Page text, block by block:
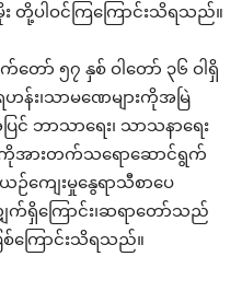
မိုး တို့ပါဝင်ကြကြောင်းသိရသည်။
ော် ၅၇ နှစ် ဝါတော် ၃၆ ဝါရှိ
ဟန်း၊သာမဏေများကိုအမြဲ
င် ဘာသာရေး၊ သာသနာရေး
ာကိုအားတက်သရောဆောင်ရွက်
ဉ်ကျေးမှုနွေရာသီစာပေ
က်ရှိကြောင်း၊ဆရာတော်သည်
ကြောင်းသိရသည်။